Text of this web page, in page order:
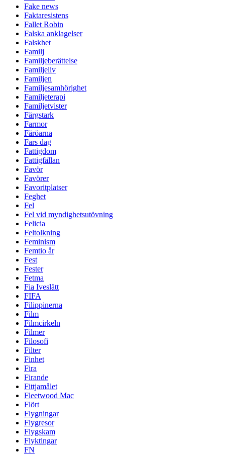
Fake news
Faktaresistens
Fallet Robin
Falska anklagelser
Falskhet
Familj
Familjeberättelse
Familjeliv
Familjen
Familjesamhörighet
Familjeterapi
Familjetvister
Färgstark
Farmor
Färöarna
Fars dag
Fattigdom
Fattigfällan
Favör
Favörer
Favoritplatser
Feghet
Fel
Fel vid myndighetsutövning
Felicia
Feltolkning
Feminism
Femtio år
Fest
Fester
Fetma
Fia Iveslätt
FIFA
Filippinerna
Film
Filmcirkeln
Filmer
Filosofi
Filter
Finhet
Fira
Firande
Fittjamålet
Fleetwood Mac
Flört
Flygningar
Flygresor
Flygskam
Flyktingar
FN